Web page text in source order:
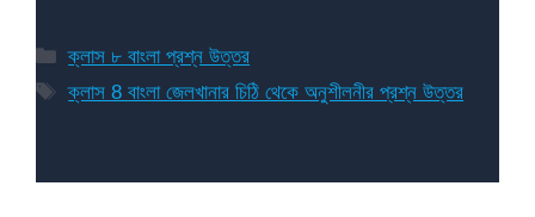
Categories
ক্লাস ৮ বাংলা প্রশ্ন উত্তর
Tags
ক্লাস 8 বাংলা জেলখানার চিঠি থেকে অনুশীলনীর প্রশ্ন উত্তর